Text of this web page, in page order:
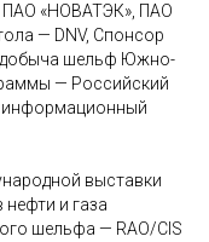
ПАО «НОВАТЭК», ПАО
— DNV, Спонсор
шельф Южно-
— Российский
информационный
выставки
и газа
шельфа — RAO/CIS